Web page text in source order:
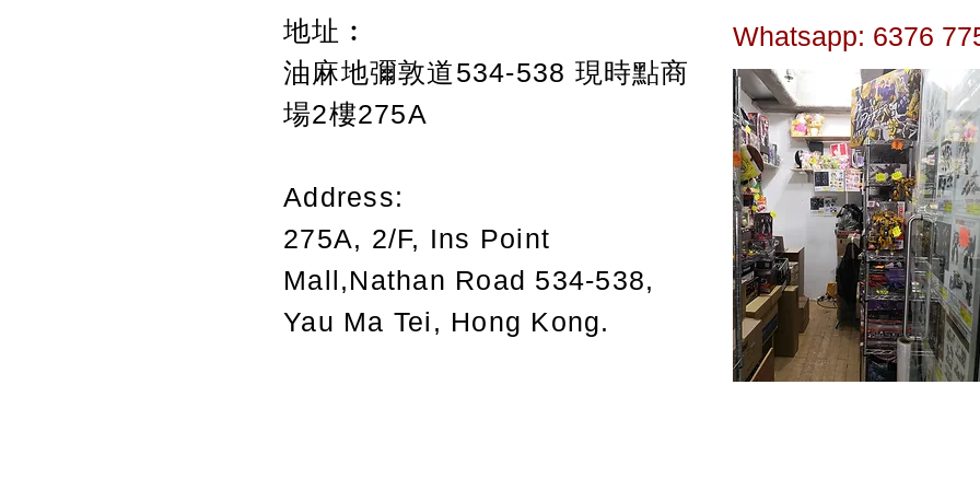
地址︰
油麻地彌敦道534-538 現時點商
場2樓275A
Address:
275A, 2/F, Ins Point
Mall,Nathan Road 534-538,
Yau Ma Tei, Hong Kong.
Whatsapp: 6376